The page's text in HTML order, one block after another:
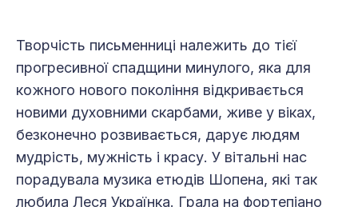
Творчість письменниці належить до тієї
прогресивної спадщини минулого, яка для
кожного нового покоління відкривається
новими духовними скарбами, живе у віках,
безконечно розвивається, дарує людям
мудрість, мужність і красу. У вітальні нас
порадувала музика етюдів Шопена, які так
любила Леся Українка. Грала на фортепіано